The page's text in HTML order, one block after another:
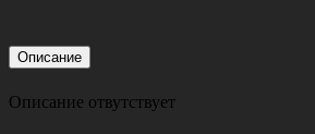
Описание
Описание отвутствует